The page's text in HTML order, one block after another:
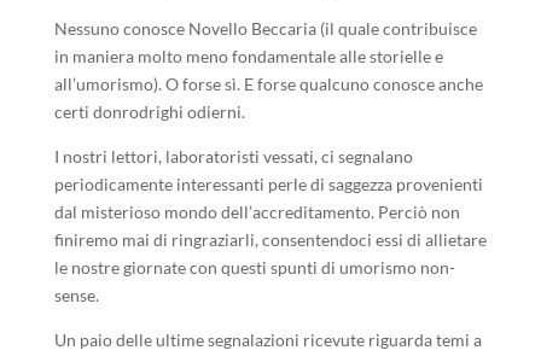
Nessuno conosce Novello Beccaria (il quale contribuisce
in maniera molto meno fondamentale alle storielle e
all’umorismo). O forse sì. E forse qualcuno conosce anche
certi donrodrighi odierni.
I nostri lettori, laboratoristi vessati, ci segnalano
periodicamente interessanti perle di saggezza provenienti
dal misterioso mondo dell’accreditamento. Perciò non
finiremo mai di ringraziarli, consentendoci essi di allietare
le nostre giornate con questi spunti di umorismo non-
sense.
Un paio delle ultime segnalazioni ricevute riguarda temi a